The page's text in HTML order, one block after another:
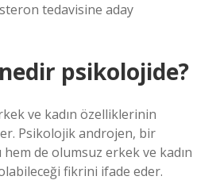
tedavisine aday
psikolojide?
ve kadın özelliklerinin
Psikolojik androjen, bir
de olumsuz erkek ve kadın
fikrini ifade eder.